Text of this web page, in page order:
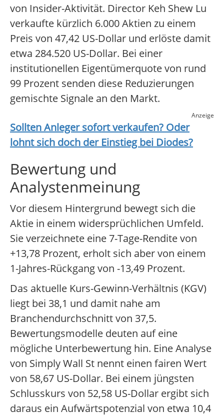
von Insider-Aktivität. Director Keh Shew Lu
verkaufte kürzlich 6.000 Aktien zu einem
Preis von 47,42 US-Dollar und erlöste damit
etwa 284.520 US-Dollar. Bei einer
institutionellen Eigentümerquote von rund
99 Prozent senden diese Reduzierungen
gemischte Signale an den Markt.
Anzeige
Sollten Anleger sofort verkaufen? Oder
lohnt sich doch der Einstieg bei Diodes?
Bewertung und
Analystenmeinung
Vor diesem Hintergrund bewegt sich die
Aktie in einem widersprüchlichen Umfeld.
Sie verzeichnete eine 7-Tage-Rendite von
+13,78 Prozent, erholt sich aber von einem
1-Jahres-Rückgang von -13,49 Prozent.
Das aktuelle Kurs-Gewinn-Verhältnis (KGV)
liegt bei 38,1 und damit nahe am
Branchendurchschnitt von 37,5.
Bewertungsmodelle deuten auf eine
mögliche Unterbewertung hin. Eine Analyse
von Simply Wall St nennt einen fairen Wert
von 58,67 US-Dollar. Bei einem jüngsten
Schlusskurs von 52,58 US-Dollar ergibt sich
daraus ein Aufwärtspotenzial von etwa 10,4